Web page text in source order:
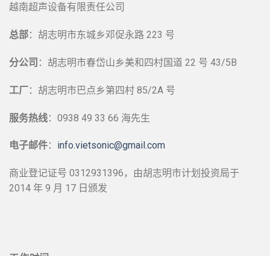
越南超声设备有限责任公司
总部：胡志明市东城乡邓促永路 223 号
分公司 ：胡志明市春岱山乡美和四村国道 22 号 43/5B
工厂：胡志明市巴点乡第四村 85/2A 号
服务热线：0938 49 33 66 海先生
电子邮件： info.vietsonic@gmail.com
商业登记证号 0312931396，由胡志明市计划投资局于
2014 年 9 月 17 日颁发